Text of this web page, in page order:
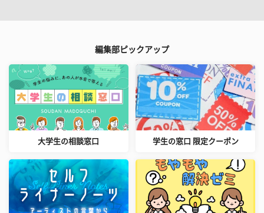
編集部ピックアップ
大学生の相談窓口 学生の窓口 限定クーポン